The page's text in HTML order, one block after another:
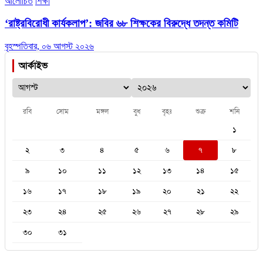
‘রাষ্ট্রবিরোধী কার্যকলাপ’: জবির ৬৮ শিক্ষকের বিরুদ্ধে তদন্ত কমিটি
বৃহস্পতিবার, ০৬ আগস্ট ২০২৬
আর্কাইভ
রবি সোম মঙ্গল বুধ বৃহঃ শুক্র শনি
১
২
৩ ৪ ৫ ৬ ৭
৮
৯
১০ ১১ ১২ ১৩ ১৪
১৫
১৬
১৭ ১৮ ১৯ ২০ ২১
২২
২৩
২৪ ২৫ ২৬ ২৭ ২৮
২৯
৩০
৩১